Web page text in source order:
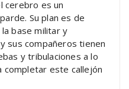
cerebro es un
Su plan es de
base militar y
sus compañeros tienen
y tribulaciones a lo
completar este callejón